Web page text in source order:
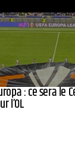
: ce sera le
l’OL